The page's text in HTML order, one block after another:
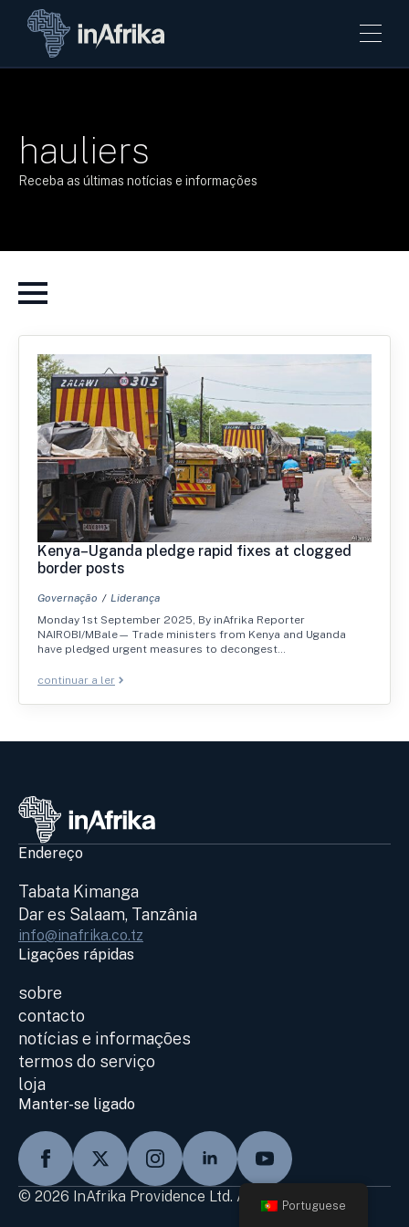
hauliers
Receba as últimas notícias e informações
Kenya–Uganda pledge rapid fixes at clogged
border posts
Governação
Liderança
Monday 1st September 2025, By inAfrika Reporter
NAIROBI/MBale— Trade ministers from Kenya and Uganda
have pledged urgent measures to decongest…
continuar a ler
Endereço
Tabata Kimanga
Dar es Salaam, Tanzânia
info@inafrika.co.tz
Ligações rápidas
sobre
contacto
notícias e informações
termos do serviço
loja
Manter-se ligado
© 2026 InAfrika Providence Ltd. All Rights Reserved
Portuguese